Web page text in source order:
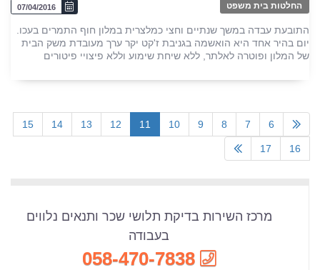
07/04/2016 החלטות בית משפט
התובעת עבדה במשך שנתיים וחצי כמלצרית במלון חוף התמרים בעכו.
יום בהיר אחד היא הואשמה בגניבת ז'קט יקר ערך מעובדת משק הבית
של המלון ופוטרה לאלתר, ללא שיחת שימוע וללא פיצויי פיטורים
6
7
8
9
10
11
12
13
14
15
16
17
מרכז השירות בדיקת תלושי שכר ותנאים נלווים
בעבודה
058-470-7838